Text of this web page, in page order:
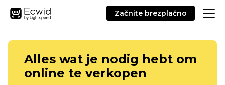
Začnite brezplačno
Alles wat je nodig hebt om
online te verkopen